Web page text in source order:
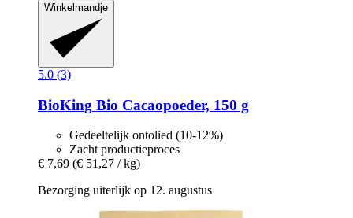
Winkelmandje
5.0 (3)
BioKing Bio Cacaopoeder, 150 g
Gedeeltelijk ontolied (10-12%)
Zacht productieproces
€ 7,69 (€ 51,27 / kg)
Bezorging uiterlijk op 12. augustus